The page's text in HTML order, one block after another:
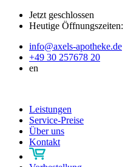
Jetzt geschlossen
Heutige Öffnungszeiten:
info@axels-apotheke.de
+49 30 257678 20
en
Leistungen
Service-Preise
Über uns
Kontakt